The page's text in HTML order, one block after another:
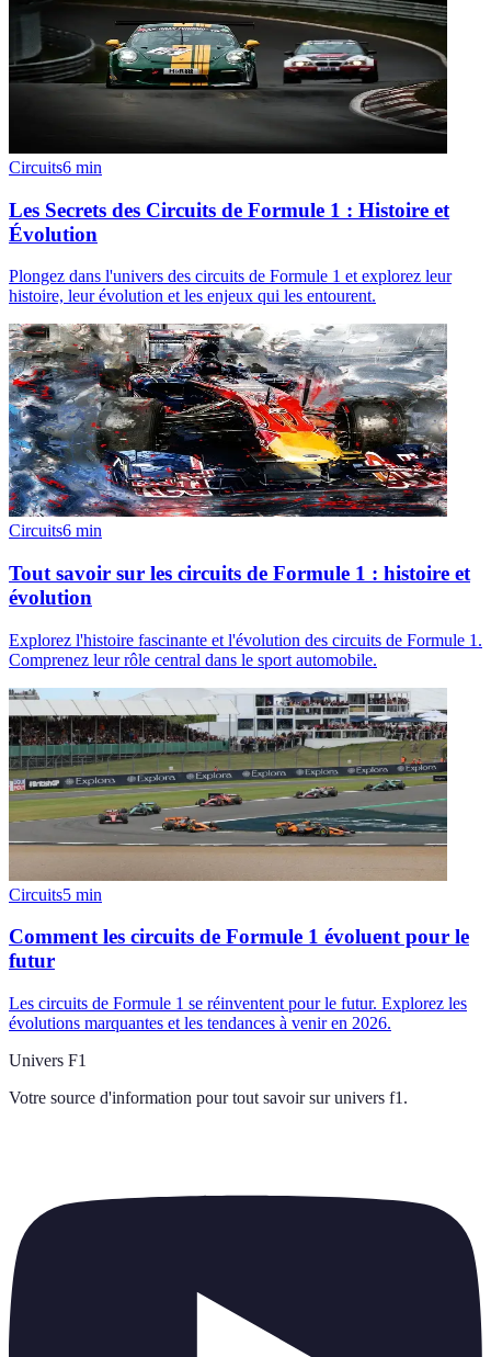
Circuits6 min
Les Secrets des Circuits de Formule 1 : Histoire et
Évolution
Plongez dans l'univers des circuits de Formule 1 et explorez leur
histoire, leur évolution et les enjeux qui les entourent.
Circuits6 min
Tout savoir sur les circuits de Formule 1 : histoire et
évolution
Explorez l'histoire fascinante et l'évolution des circuits de Formule 1.
Comprenez leur rôle central dans le sport automobile.
Circuits5 min
Comment les circuits de Formule 1 évoluent pour le
futur
Les circuits de Formule 1 se réinventent pour le futur. Explorez les
évolutions marquantes et les tendances à venir en 2026.
Univers F1
Votre source d'information pour tout savoir sur univers f1 .